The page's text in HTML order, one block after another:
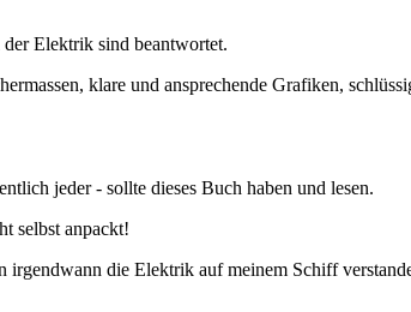
Elektrik sind beantwortet.
klare und ansprechende Grafiken,
jeder - sollte dieses Buch haben und lesen.
selbst anpackt!
irgendwann die Elektrik auf meinem Schiff